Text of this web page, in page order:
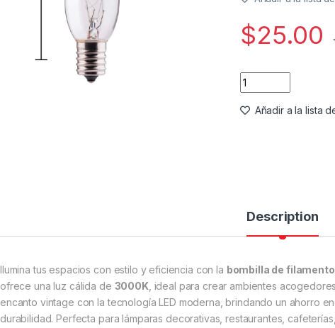
$25.00
Bombilla
Añadir a la lista
Description
Ilumina tus espacios con estilo y eficiencia con la bombilla de
ofrece una luz cálida de 3000K, ideal para crear ambientes
encanto vintage con la tecnología LED moderna, brindando un ahorro
durabilidad. Perfecta para lámparas decorativas, restaurantes,